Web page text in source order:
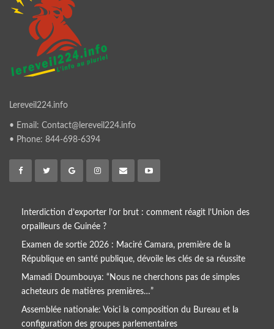
Lereveil224.info
• Email: Contact@lereveil224.info
• Phone: 844-698-6394
Interdiction d’exporter l’or brut : comment réagit l’Union des
orpailleurs de Guinée ?
Examen de sortie 2026 : Maciré Camara, première de la
République en santé publique, dévoile les clés de sa réussite
Mamadi Doumbouya: “Nous ne cherchons pas de simples
acheteurs de matières premières…”
Assemblée nationale: Voici la composition du Bureau et la
configuration des groupes parlementaires